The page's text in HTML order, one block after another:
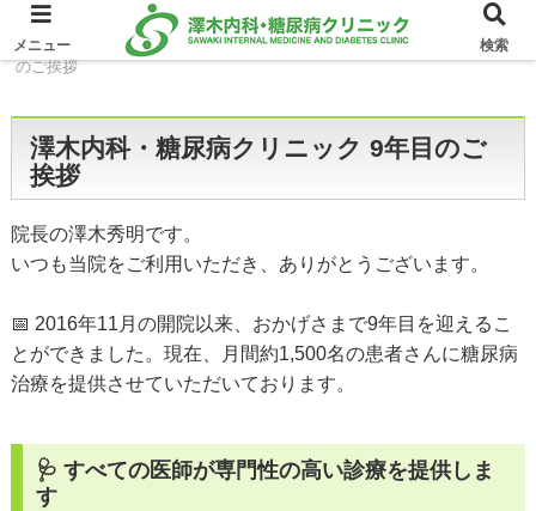
ホーム イベント
澤木内科・糖尿病クリニック 9年目
のご挨拶
澤木内科・糖尿病クリニック 9年目のご
挨拶
院長の澤木秀明です。
いつも当院をご利用いただき、ありがとうございます。
📅 2016年11月の開院以来、おかげさまで9年目を迎えるこ
とができました。現在、月間約1,500名の患者さんに糖尿病
治療を提供させていただいております。
🩺 すべての医師が専門性の高い診療を提供しま
す
メニュー 検索